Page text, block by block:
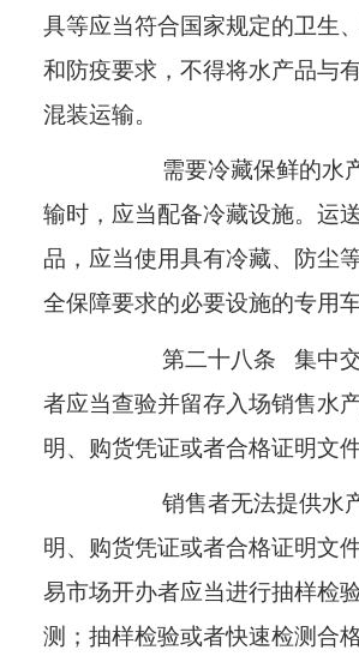
具等应当符合国家规定的卫生
和防疫要求，不得将水产品与
混装运输。
需要冷藏保鲜的水
输时，应当配备冷藏设施。运
品，应当使用具有冷藏、防尘
全保障要求的必要设施的专用车
第二十八条 集中
者应当查验并留存入场销售水
明、购货凭证或者合格证明文件
销售者无法提供水
明、购货凭证或者合格证明文
易市场开办者应当进行抽样检
测；抽样检验或者快速检测合